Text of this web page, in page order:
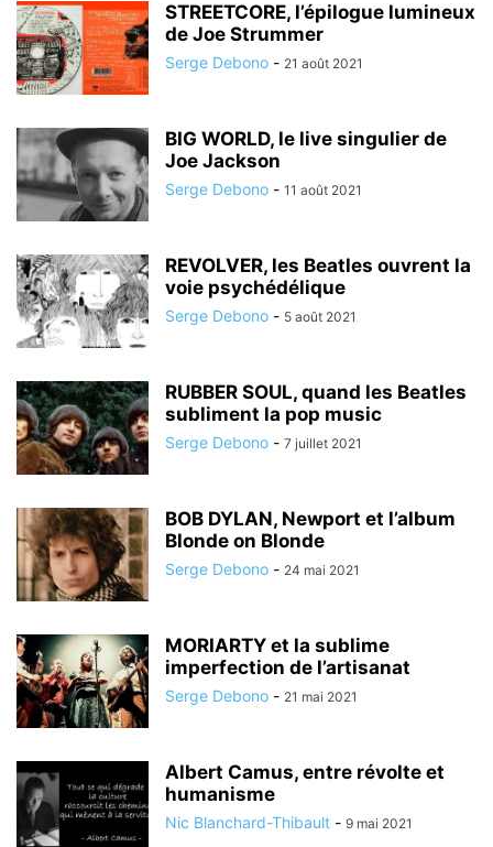
STREETCORE, l’épilogue lumineux
de Joe Strummer
Serge Debono - 21 août 2021
BIG WORLD, le live singulier de
Joe Jackson
Serge Debono - 11 août 2021
REVOLVER, les Beatles ouvrent la
voie psychédélique
Serge Debono - 5 août 2021
RUBBER SOUL, quand les Beatles
subliment la pop music
Serge Debono - 7 juillet 2021
BOB DYLAN, Newport et l’album
Blonde on Blonde
Serge Debono - 24 mai 2021
MORIARTY et la sublime
imperfection de l’artisanat
Serge Debono - 21 mai 2021
Albert Camus, entre révolte et
humanisme
Nic Blanchard-Thibault - 9 mai 2021